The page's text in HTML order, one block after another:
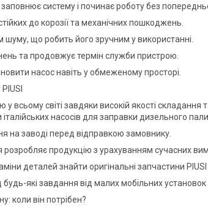
систему і починає роботу без
до корозії та механічних пошкоджень.
що робить його зручним у використанні.
та продовжує термін служби пристрою.
насос навіть у обмеженому просторі.
у всьому світі завдяки високій якості
італійських насосів для заправки дизельного
на заводі перед відправкою замовнику.
розробляє продукцію з урахуванням сучасних
деталей знайти оригінальні запчастини
які завдання від малих мобільних
коли він потрібен?